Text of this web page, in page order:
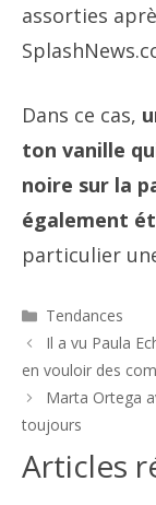
assorties
Dans ce cas,
ton vanille
noire sur la
également
particulier
Catégories
Tendances
Navigation
Il a vu Paula
en vouloir des
Marta Ortega
toujours
Articles